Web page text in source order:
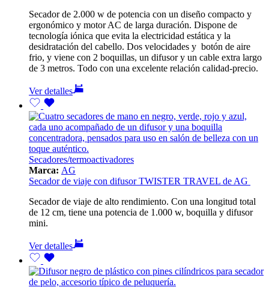
Secador de 2.000 w de potencia con un diseño compacto y
ergonómico y motor AC de larga duración. Dispone de
tecnología iónica que evita la electricidad estática y la
desidratación del cabello. Dos velocidades y botón de aire
frio, y viene con 2 boquillas, un difusor y un cable extra largo
de 3 metros. Todo con una excelente relación calidad-precio.
Ver detalles
Secadores/termoactivadores
Marca: AG
Secador de viaje con difusor TWISTER TRAVEL de AG
Secador de viaje de alto rendimiento. Con una longitud total
de 12 cm, tiene una potencia de 1.000 w, boquilla y difusor
mini.
Ver detalles